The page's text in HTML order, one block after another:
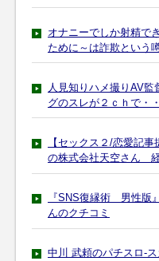
オナニーでしか射精で
ために～は詐欺という
人見知りハメ撮りAV
グのスレが２ｃｈで・
【セックス２/恋愛記
の株式会社天空さん
『SNS復縁術 男性版
んのクチコミ
中川 武頼のパチスロ-